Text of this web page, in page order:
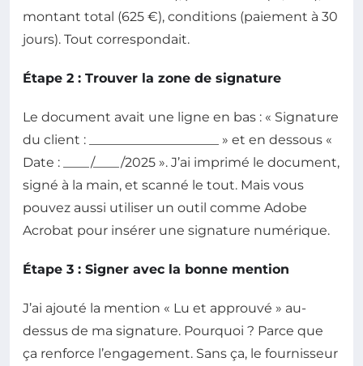
montant total (625 €), conditions (paiement à 30
jours). Tout correspondait.
Étape 2 : Trouver la zone de signature
Le document avait une ligne en bas : « Signature
du client : ____________________ » et en dessous «
Date : ____/____/2025 ». J’ai imprimé le document,
signé à la main, et scanné le tout. Mais vous
pouvez aussi utiliser un outil comme Adobe
Acrobat pour insérer une signature numérique.
Étape 3 : Signer avec la bonne mention
J’ai ajouté la mention « Lu et approuvé » au-
dessus de ma signature. Pourquoi ? Parce que
ça renforce l’engagement. Sans ça, le fournisseur